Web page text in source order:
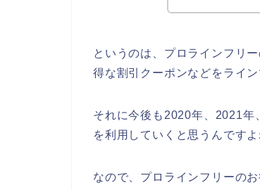
というのは、プロラインフリ
得な割引クーポンなどをライ
それに今後も2020年、2021年
を利用していくと思うんですよ
なので、プロラインフリーの